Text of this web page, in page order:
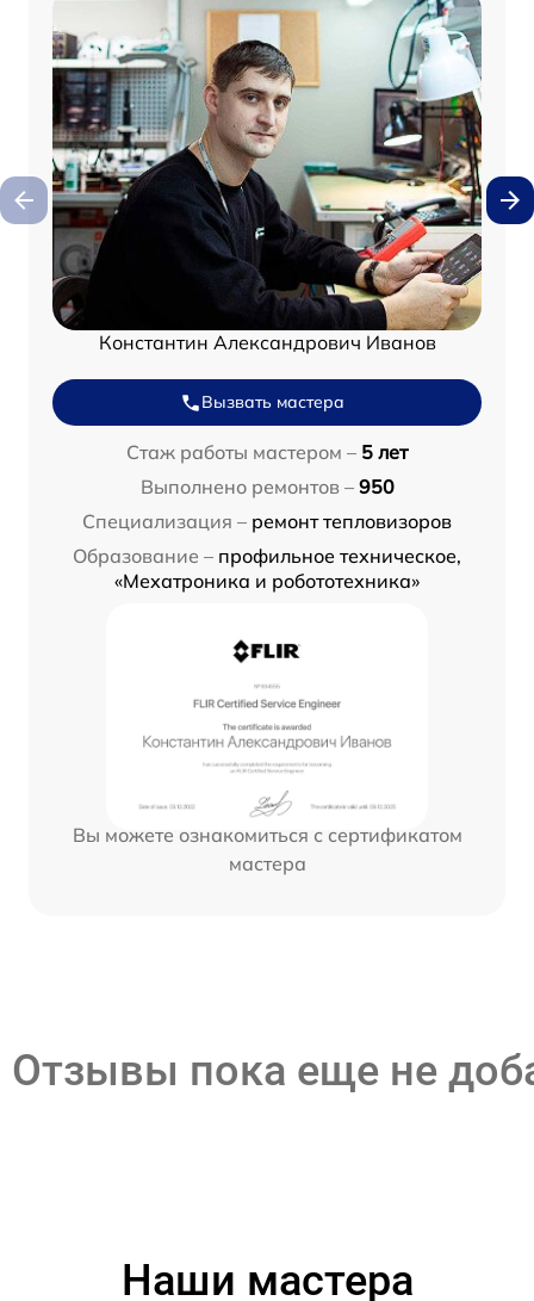
Константин Александрович Иванов
Вызвать мастера
Стаж работы мастером – 5 лет
Выполнено ремонтов – 950
Специализация – ремонт тепловизоров
Образование – профильное техническое,
«Мехатроника и робототехника»
Вы можете ознакомиться с сертификатом
мастера
Отзывы пока еще не
Наши мастера